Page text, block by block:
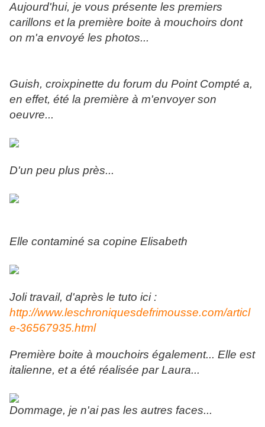
Aujourd'hui, je vous présente les premiers
carillons et la première boite à mouchoirs dont
on m'a envoyé les photos...
Guish, croixpinette du forum du Point Compté a,
en effet, été la première à m'envoyer son
oeuvre...
D'un peu plus près...
Elle contaminé sa copine Elisabeth
Joli travail, d'après le tuto ici :
http://www.leschroniquesdefrimousse.com/articl
e-36567935.html
Première boite à mouchoirs également... Elle est
italienne, et a été réalisée par Laura...
Dommage, je n'ai pas les autres faces...